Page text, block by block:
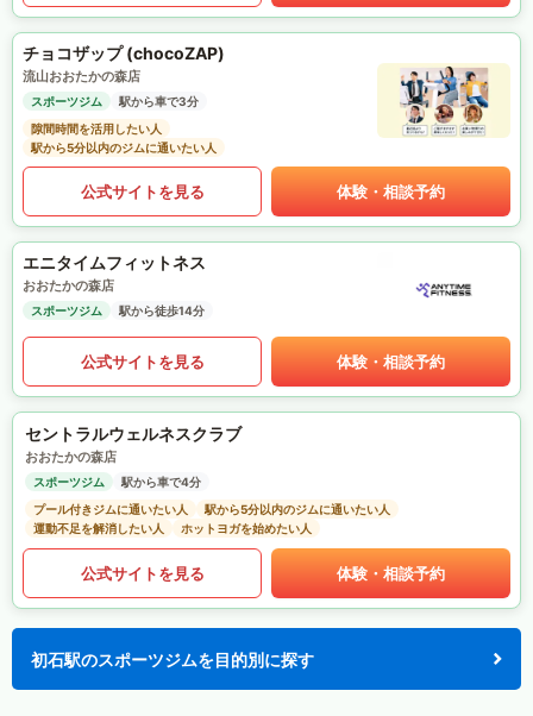
チョコザップ (chocoZAP)
流山おおたかの森店
スポーツジム
駅から車で3分
隙間時間を活用したい人
駅から5分以内のジムに通いたい人
公式サイトを見る 体験・相談予約
エニタイムフィットネス
おおたかの森店
スポーツジム 駅から徒歩14分
公式サイトを見る 体験・相談予約
セントラルウェルネスクラブ
おおたかの森店
スポーツジム
駅から車で4分
プール付きジムに通いたい人
駅から5分以内のジムに通いたい人
運動不足を解消したい人
ホットヨガを始めたい人
公式サイトを見る 体験・相談予約
初石駅のスポーツジムを目的別に探す